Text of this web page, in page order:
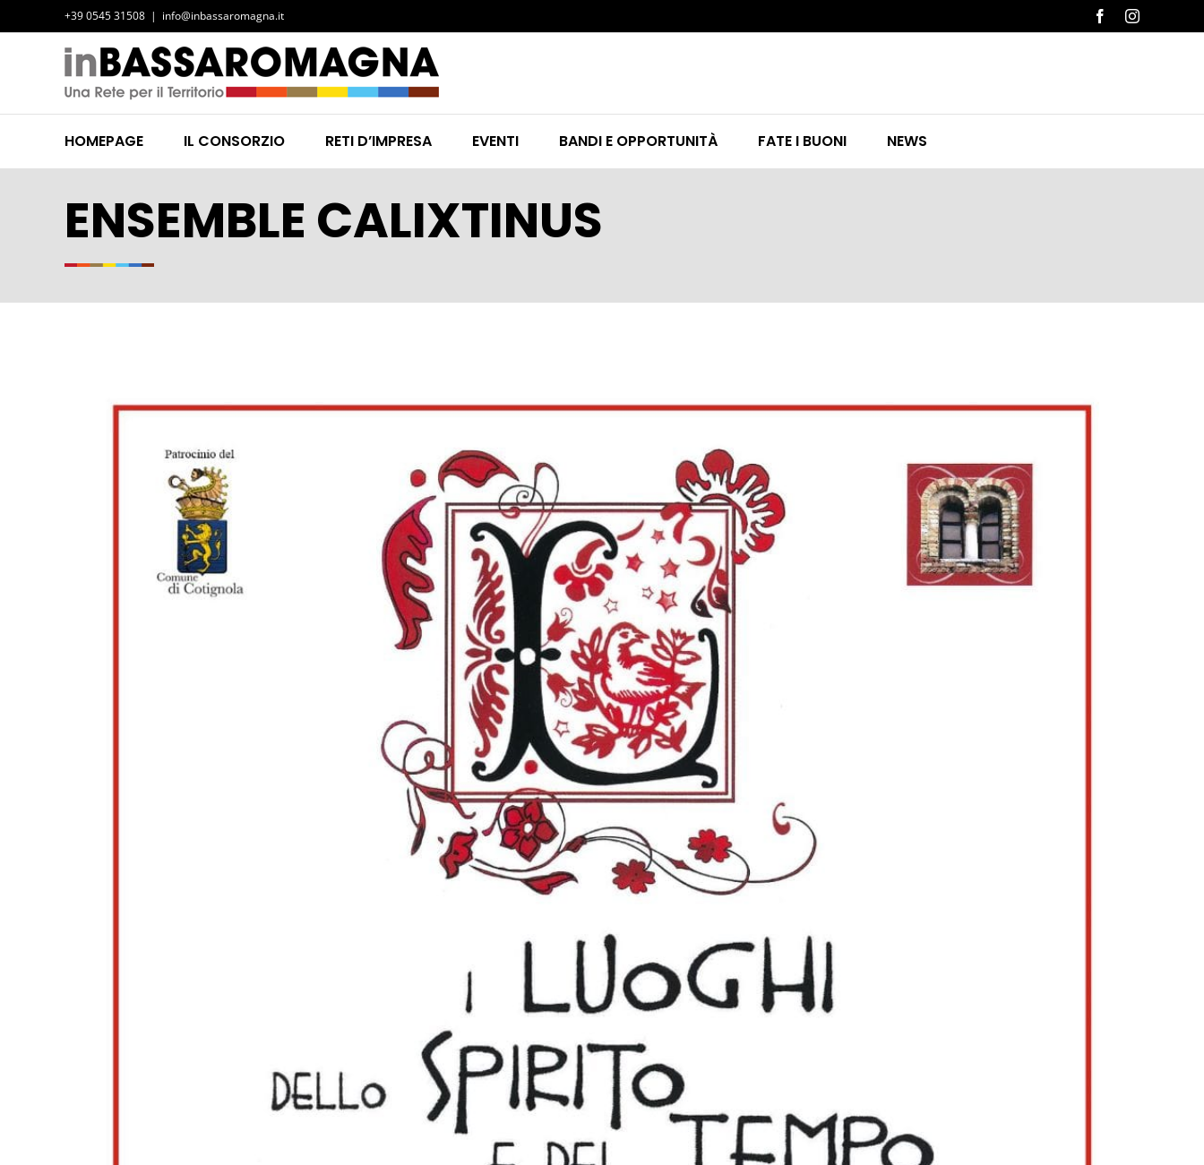
al
contenuto
+39 0545 31508 | info@inbassaromagna.it FacebookInstagram
HOMEPAGE IL CONSORZIO RETI D’IMPRESA EVENTI BANDI E OPPORTUNITÀ FATE I BUONI NEWS
ENSEMBLE CALIXTINUS